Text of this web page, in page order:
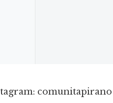
comunitapirano